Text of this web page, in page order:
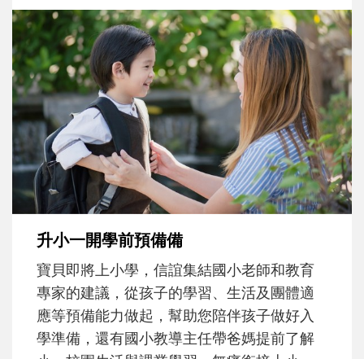
和孩子一起長大的那個男人│讀懂父親的
不同模樣
沒有人天生就擅長當爸爸！男人總是在一次
次「前所未有」的體驗中，跟著孩子一起長
大。從給予安全感的肢體遊戲，到獨立自
主、角色認同及解決問題的能力養成。爸爸
正嘗試用不同的模樣，參與孩子每個重要的